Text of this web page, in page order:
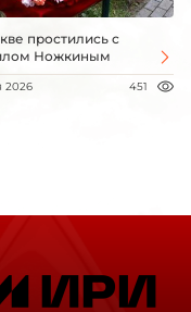
простились с
Ножкиным
2026 451